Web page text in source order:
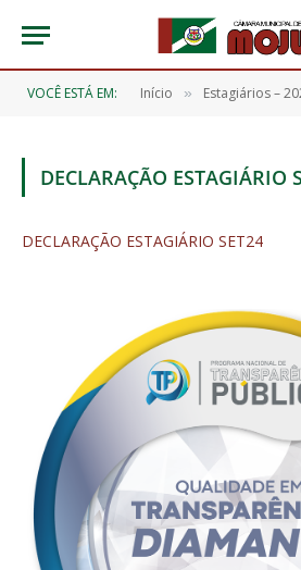
VOCÊ ESTÁ EM: Início » Estagiários –
DECLARAÇÃO ESTAGIÁRIO
DECLARAÇÃO ESTAGIÁRIO SET24